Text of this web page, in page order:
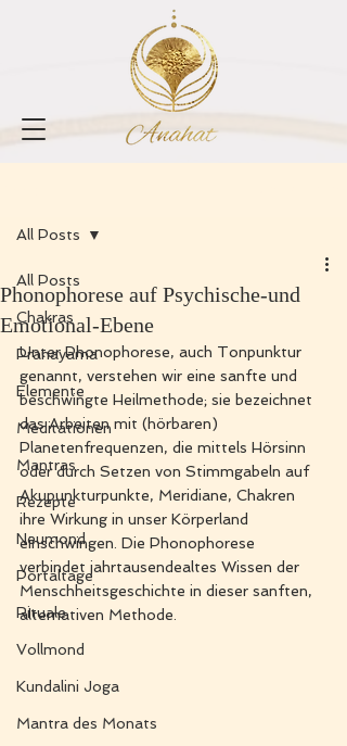
All Posts
Chakras
Pranayama
Elemente
Meditationen
Mantras
Rezepte
Neumond
Portaltage
Rituale
Vollmond
Kundalini Joga
Mantra des Monats
All Posts
Phonophorese auf Psychische-und
Emotional-Ebene
Unter Phonophorese, auch Tonpunktur
genannt, verstehen wir eine sanfte und
beschwingte Heilmethode; sie bezeichnet
das Arbeiten mit (hörbaren)
Planetenfrequenzen, die mittels Hörsinn
oder durch Setzen von Stimmgabeln auf
Akupunkturpunkte, Meridiane, Chakren
ihre Wirkung in unser Körperland
einschwingen. Die Phonophorese
verbindet jahrtausendealtes Wissen der
Menschheitsgeschichte in dieser sanften,
alternativen Methode.